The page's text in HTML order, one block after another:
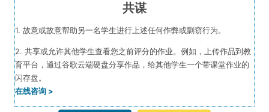
共谋
1. 故意或故意帮助另一名学生进行上述任何作弊或剽窃行为。
2. 共享或允许其他学生查看您之前评分的作业。例如，上传作品到教
育平台，通过谷歌云端硬盘分享作品，给其他学生一个带课堂作业的
闪存盘。
在线咨询 >